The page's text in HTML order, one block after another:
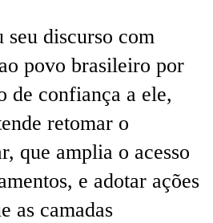
discurso com
povo brasileiro por
de confiança a ele,
retomar o
que amplia o acesso
e adotar ações
as camadas